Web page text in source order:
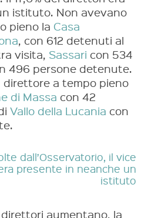
istituto. Non avevano
pieno la Casa
, con 612 detenuti al
visita, Sassari con 534
496 persone detenute.
a tempo pieno
di Massa con 42
Vallo della Lucania con
dall’Osservatorio, il vice
presente in neanche un
istituto
aumentano, la